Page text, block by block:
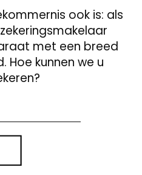
ook is: als
met een breed
Hoe kunnen we u